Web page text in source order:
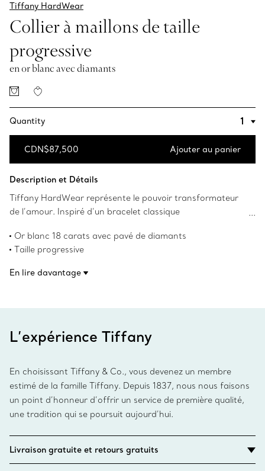
Tiffany HardWear
Collier à maillons de taille
progressive
en or blanc avec diamants
Quantity
CDN$87,500 Ajouter au panier
Description et Détails
Tiffany HardWear représente le pouvoir transformateur
de l’amour. Inspiré d’un bracelet classique
modèle HardWear symbolise la résilience et la liberté
d’esprit. Cette création, savamment confectionnée en or
manière considérable les maillons emblématiques de
certainement tourner bien des têtes.
Or blanc 18 carats avec pavé de diamants
Taille progressive
Poids total en carats de 3,19
En lire davantage
L’expérience Tiffany
En choisissant Tiffany & Co., vous devenez un membre
estimé de la famille Tiffany. Depuis 1837, nous nous faisons
un point d’honneur d’offrir un service de première qualité,
une tradition qui se poursuit aujourd’hui.
Livraison gratuite et retours gratuits